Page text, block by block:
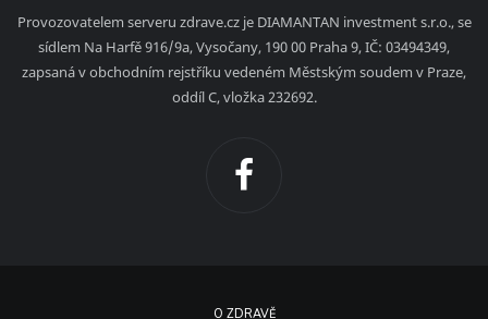
Provozovatelem serveru zdrave.cz je DIAMANTAN investment s.r.o., se
sídlem Na Harfě 916/9a, Vysočany, 190 00 Praha 9, IČ: 03494349,
zapsaná v obchodním rejstříku vedeném Městským soudem v Praze,
oddíl C, vložka 232692.
O ZDRAVĚ